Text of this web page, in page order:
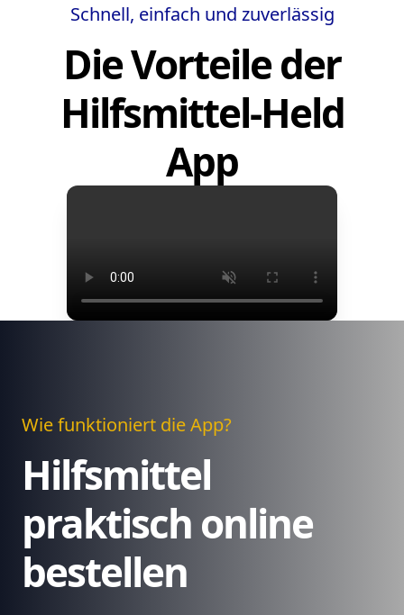
Schnell, einfach und zuverlässig
Die Vorteile der
Hilfsmittel-Held
App
Wie funktioniert die App?
Hilfsmittel
praktisch online
bestellen